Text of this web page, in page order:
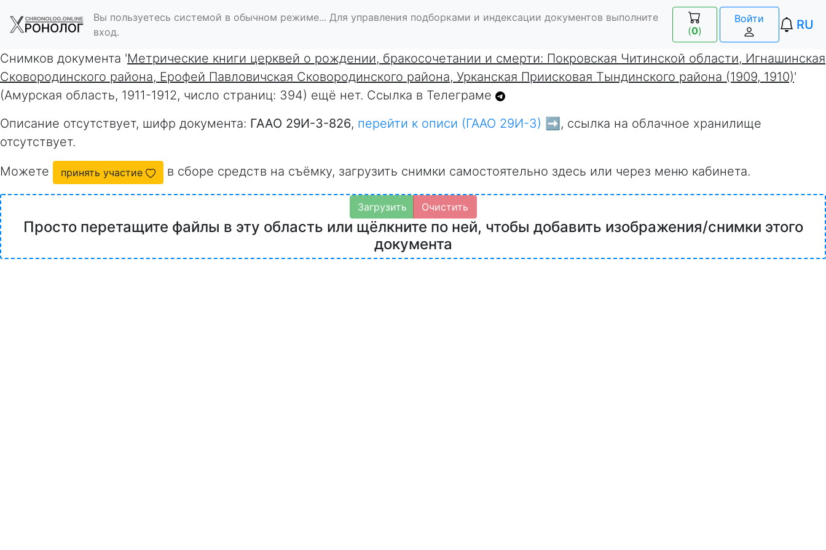
Вы пользуетесь системой в обычном режиме... Для управления подборками и индексации документов выполните
вход.
(0)
Войти RU
Снимков документа 'Метрические книги церквей о рождении, бракосочетании и смерти: Покровская Читинской области, Игнашинская
Сковородинского района, Ерофей Павловичская Сковородинского района, Урканская Приисковая Тындинского района (1909, 1910)'
(Амурская область, 1911-1912, число страниц: 394) ещё нет. Ссылка в Телеграме
Описание отсутствует, шифр документа: ГААО 29И-3-826, перейти к описи (ГААО 29И-3) ➡️ , ссылка на облачное хранилище
отсутствует.
Можете принять участие в сборе средств на съёмку, загрузить снимки самостоятельно здесь или через меню кабинета.
Загрузить Очистить
Просто перетащите файлы в эту область или щёлкните по ней, чтобы добавить изображения/снимки этого
документа